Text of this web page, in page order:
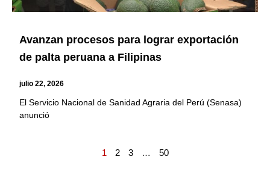
Avanzan procesos para lograr exportación
de palta peruana a Filipinas
julio 22, 2026
El Servicio Nacional de Sanidad Agraria del Perú (Senasa)
anunció
1 2 3 … 50